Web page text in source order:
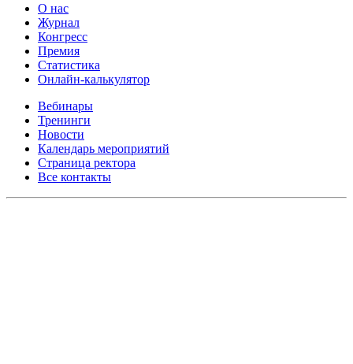
О нас
Журнал
Конгресс
Премия
Статистика
Онлайн-калькулятор
Вебинары
Тренинги
Новости
Календарь мероприятий
Страница ректора
Все контакты